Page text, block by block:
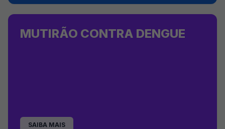
MUTIRÃO CONTRA DENGUE
SAIBA MAIS